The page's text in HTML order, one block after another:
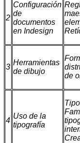
2
Configuración
de
documentos
en Indesign
3
Herramientas
de dibujo
de
4
Uso de la
tipografía